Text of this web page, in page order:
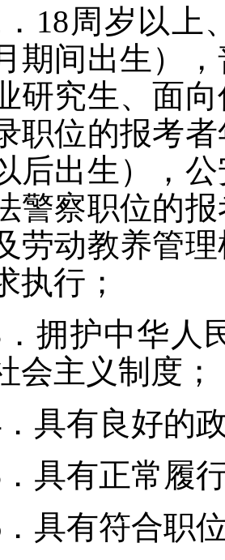
18周岁以上
期间出生）
研究生、面
职位的报考
后出生），
警察职位的
劳动教养管
执行；
拥护中华人
会主义制度；
具有良好的
具有正常履
具有符合职